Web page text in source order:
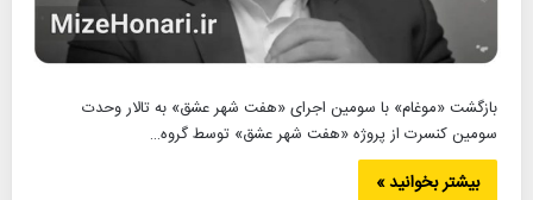
بازگشت «موغام» با سومین اجرای «هفت شهر عشق» به تالار وحدت
سومین کنسرت از پروژه «هفت شهر عشق» توسط گروه…
بیشتر بخوانید »